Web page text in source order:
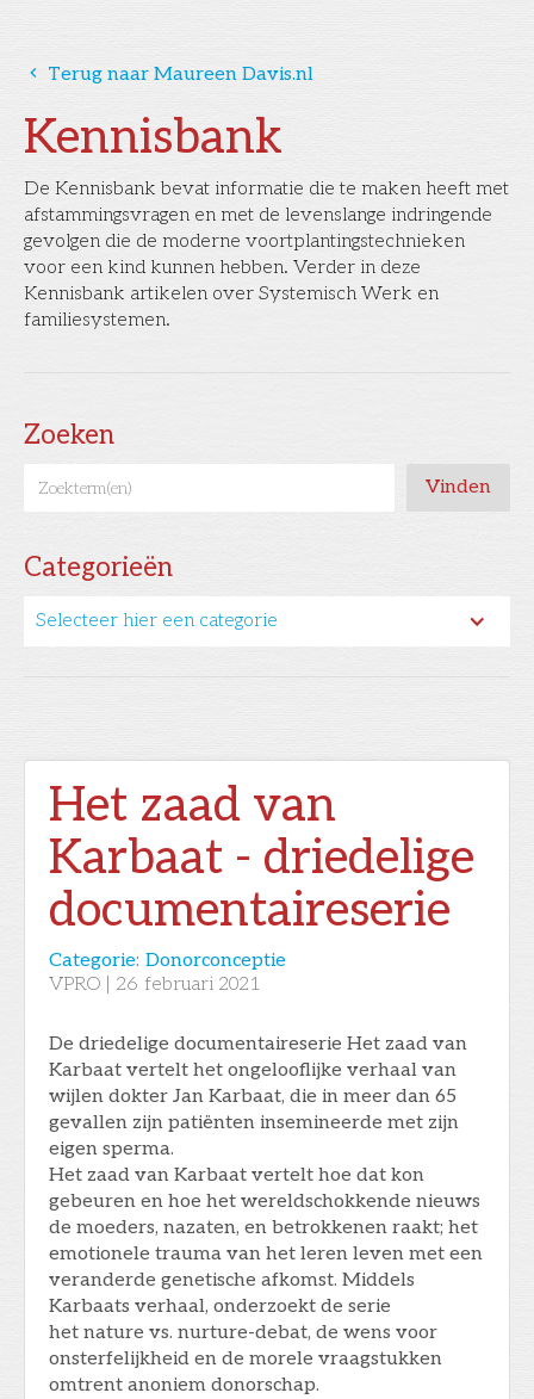
Kennisbank
De Kennisbank bevat informatie die te maken heeft met
afstammingsvragen en met de levenslange indringende
gevolgen die de moderne voortplantingstechnieken
voor een kind kunnen hebben. Verder in deze
Kennisbank artikelen over Systemisch Werk en
familiesystemen.
Zoeken
Categorieën
Selecteer hier een categorie
󰅁 Terug naar Maureen Davis.nl
Het zaad van
Karbaat - driedelige
documentaireserie
Categorie: Donorconceptie
VPRO
26 februari 2021
De driedelige documentaireserie Het zaad van
Karbaat vertelt het ongelooflijke verhaal van
wijlen dokter Jan Karbaat, die in meer dan 65
gevallen zijn patiënten insemineerde met zijn
eigen sperma.
Het zaad van Karbaat vertelt hoe dat kon
gebeuren en hoe het wereldschokkende nieuws
de moeders, nazaten, en betrokkenen raakt; het
emotionele trauma van het leren leven met een
veranderde genetische afkomst. Middels
Karbaats verhaal, onderzoekt de serie
het nature vs. nurture-debat, de wens voor
onsterfelijkheid en de morele vraagstukken
omtrent anoniem donorschap.